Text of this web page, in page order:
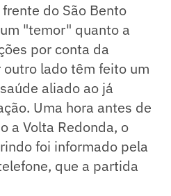
do São Bento
"temor" quanto a
por conta da
lado têm feito um
aliado ao já
Uma hora antes de
a Volta Redonda, o
foi informado pela
que a partida